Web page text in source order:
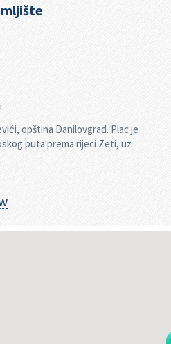
opština Danilovgrad. Plac je
puta prema rijeci Zeti, uz